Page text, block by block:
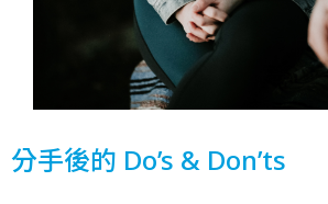
分手後的 Do’s & Don’ts